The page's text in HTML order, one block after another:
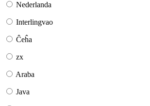
Nederlanda
Interlingvao
Ĉeĥa
zx
Araba
Java